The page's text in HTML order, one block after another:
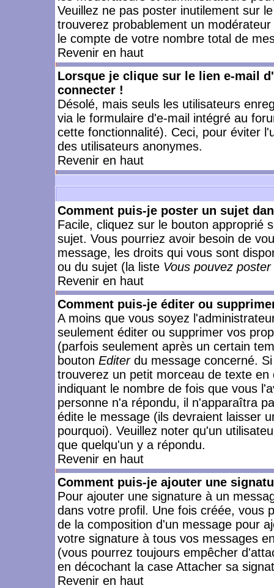
Veuillez ne pas poster inutilement sur
trouverez probablement un
le compte de votre nombre total de
Revenir en haut
Lorsque je clique sur le lien e-mail
connecter !
Désolé, mais seuls les utilisateurs
via le formulaire d'e-mail intégré au
cette fonctionnalité). Ceci, pour éviter
des utilisateurs anonymes.
Revenir en haut
Comment puis-je poster un sujet
Facile, cliquez sur le bouton approprié
sujet. Vous pourriez avoir besoin de
message, les droits qui vous sont
ou du sujet (la liste Vous pouvez
Revenir en haut
Comment puis-je éditer ou
A moins que vous soyez
seulement éditer ou supprimer vos
(parfois seulement après un certain
bouton Editerdu message concerné.
trouverez un petit morceau de texte
indiquant le nombre de fois que vous
personne n'a répondu, il n'apparaîtra
édite le message (ils devraient laisser
pourquoi). Veuillez noter qu'un
que quelqu'un y a répondu.
Revenir en haut
Comment puis-je ajouter une
Pour ajouter une signature à un
dans votre profil. Une fois créée, vous
de la composition d'un message pour
votre signature à tous vos messages
(vous pourrez toujours empêcher
en décochant la case Attacher sa
Revenir en haut